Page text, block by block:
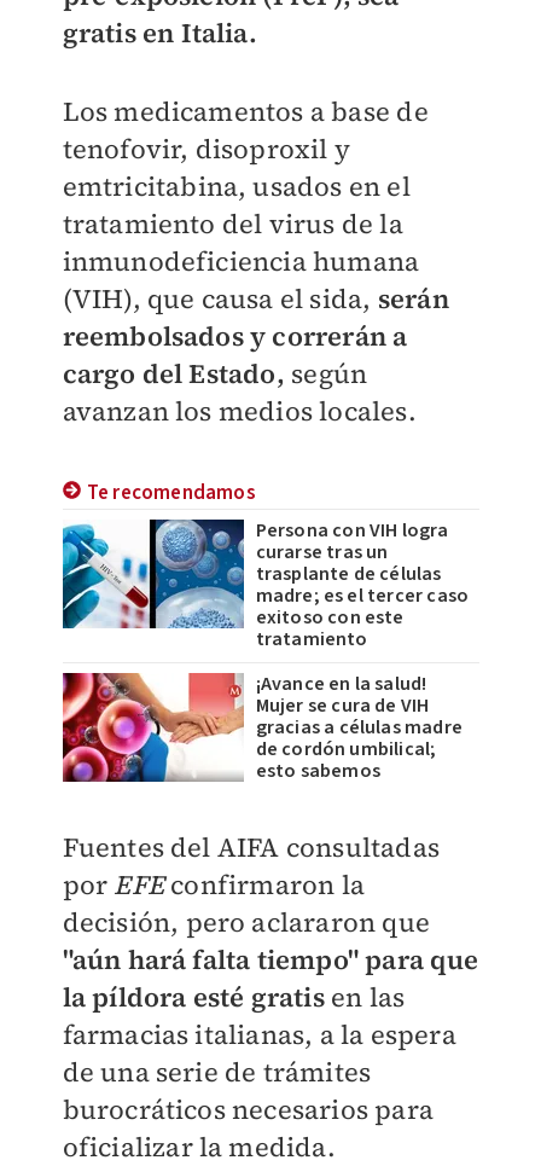
gratis en Italia.
Los medicamentos a base de
tenofovir, disoproxil y
emtricitabina, usados en el
tratamiento del virus de la
inmunodeficiencia humana
(VIH), que causa el sida, serán
reembolsados y correrán a
cargo del Estado, según
avanzan los medios locales.
Te recomendamos
Persona con VIH logra
curarse tras un
trasplante de células
madre; es el tercer caso
exitoso con este
tratamiento
¡Avance en la salud!
Mujer se cura de VIH
gracias a células madre
de cordón umbilical;
esto sabemos
Fuentes del AIFA consultadas
por EFEconfirmaron la
decisión, pero aclararon que
"aún hará falta tiempo" para que
la píldora esté gratisen las
farmacias italianas, a la espera
de una serie de trámites
burocráticos necesarios para
oficializar la medida.